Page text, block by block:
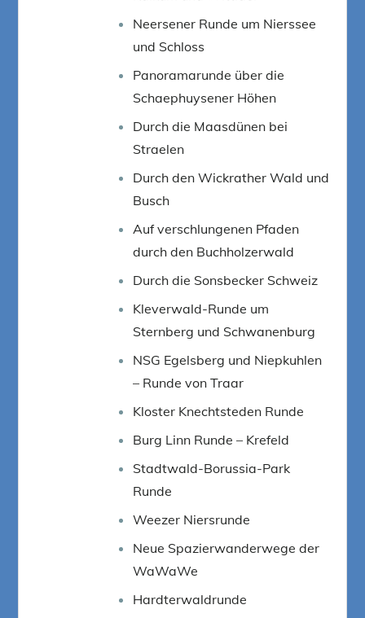
Neersener Runde um Nierssee
und Schloss
Panoramarunde über die
Schaephuysener Höhen
Durch die Maasdünen bei
Straelen
Durch den Wickrather Wald und
Busch
Auf verschlungenen Pfaden
durch den Buchholzerwald
Durch die Sonsbecker Schweiz
Kleverwald-Runde um
Sternberg und Schwanenburg
NSG Egelsberg und Niepkuhlen
– Runde von Traar
Kloster Knechtsteden Runde
Burg Linn Runde – Krefeld
Stadtwald-Borussia-Park
Runde
Weezer Niersrunde
Neue Spazierwanderwege der
WaWaWe
Hardterwaldrunde